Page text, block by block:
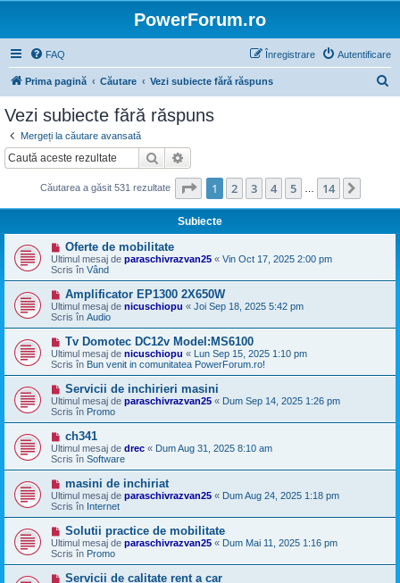
PowerForum.ro
FAQ Autentificare
Înregistrare
Prima pagină Căutare Vezi subiecte fără răspuns
e
Vezi subiecte fără răspuns
Mergeți la căutare avansată
Căutare
Căutarea a găsit 531 rezultate Pagina din 14
1 2 3 4 5 14
Subiecte
M
e
s
a
n
o
u
Oferte de mobilitate
Ultimul mesaj de paraschivrazvan25 « Vin Oct 17, 2025 2:00 pm
Scris în Vând
M
e
s
a
o
u
Amplificator EP1300 2X650W
Ultimul mesaj de nicuschiopu « Joi Sep 18, 2025 5:42 pm
Scris în Audio
M
e
s
a
n
o
u
Tv Domotec DC12v Model:MS6100
Ultimul mesaj de nicuschiopu « Lun Sep 15, 2025 1:10 pm
Scris în Bun venit in comunitatea PowerForum.ro!
M
e
s
a
n
o
u
Servicii de inchirieri masini
Ultimul mesaj de paraschivrazvan25 « Dum Sep 14, 2025 1:26 pm
Scris în Promo
M
e
s
a
n
o
u
ch341
Ultimul mesaj de drec « Dum Aug 31, 2025 8:10 am
Scris în Software
M
e
s
a
n
o
u
masini de inchiriat
Ultimul mesaj de paraschivrazvan25 « Dum Aug 24, 2025 1:18 pm
Scris în Internet
M
e
s
a
Solutii practice de mobilitate
Ultimul mesaj de paraschivrazvan25 « Dum Mai 11, 2025 1:16 pm
Scris în Promo
M
Servicii de calitate rent a car